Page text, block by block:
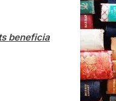
beneficia